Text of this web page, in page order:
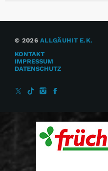
© 2026ALLGÄUHIT E.K.
KONTAKT
IMPRESSUM
DATENSCHUTZ